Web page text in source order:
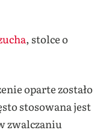
, stolce o
oparte zostało
stosowana jest
zwalczaniu